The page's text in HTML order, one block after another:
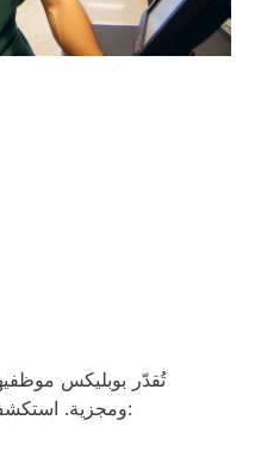
تُقدّر بوبليكس
ومجزية. استكشف فوائد الانضمام إلى فريقنا أدناه: